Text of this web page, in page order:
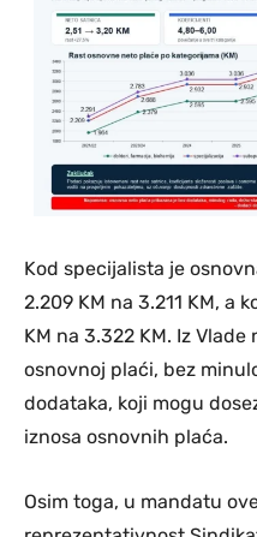
Kod specijalista je
2.209 KM na 3.211 KM, a
KM na 3.322 KM. Iz
osnovnoj plaći, bez
dodataka, koji mogu
iznosa osnovnih plaća.
Osim toga, u mandatu